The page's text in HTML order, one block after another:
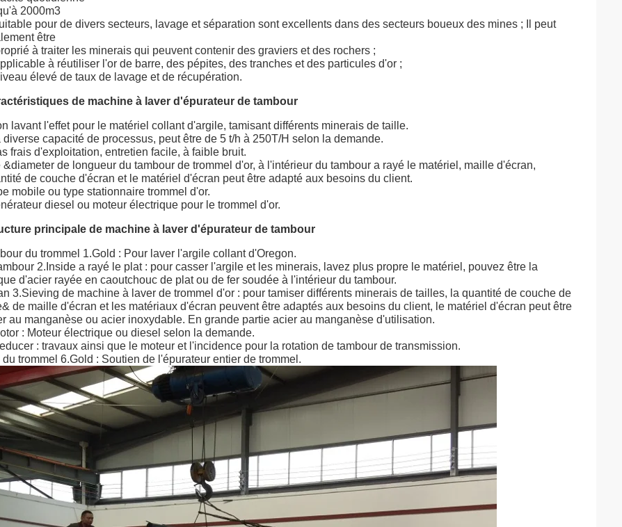
2000m3
pour de divers secteurs, lavage et séparation sont excellents dans des secteurs boueux des mines ; Il peut
être
à traiter les minerais qui peuvent contenir des graviers et des rochers ;
à réutiliser l'or de barre, des pépites, des tranches et des particules d'or ;
élevé de taux de lavage et de récupération.
de machine à laver d'épurateur de tambour
lavant l'effet pour le matériel collant d'argile, tamisant différents minerais de taille.
diverse capacité de processus, peut être de 5 t/h à 250T/H selon la demande.
frais d'exploitation, entretien facile, à faible bruit.
&diameter de longueur du tambour de trommel d'or, à l'intérieur du tambour a rayé le matériel, maille d'écran,
de couche d'écran et le matériel d'écran peut être adapté aux besoins du client.
mobile ou type stationnaire trommel d'or.
diesel ou moteur électrique pour le trommel d'or.
principale de machine à laver d'épurateur de tambour
du trommel 1.Gold : Pour laver l'argile collant d'Oregon.
2.Inside a rayé le plat : pour casser l'argile et les minerais, lavez plus propre le matériel, pouvez être la
d'acier rayée en caoutchouc de plat ou de fer soudée à l'intérieur du tambour.
3.Sieving de machine à laver de trommel d'or : pour tamiser différents minerais de tailles, la quantité de couche de
de maille d'écran et les matériaux d'écran peuvent être adaptés aux besoins du client, le matériel d'écran peut être
au manganèse ou acier inoxydable. En grande partie acier au manganèse d'utilisation.
: Moteur électrique ou diesel selon la demande.
: travaux ainsi que le moteur et l'incidence pour la rotation de tambour de transmission.
du trommel 6.Gold : Soutien de l'épurateur entier de trommel.